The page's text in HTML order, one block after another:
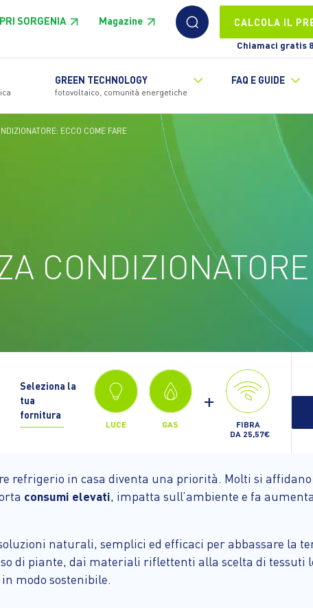
SORGENIA Magazine CALCOLA IL
Chiamaci gratis
GREEN TECHNOLOGY
fotovoltaico, comunità energetiche
FAQ E GUIDE
ECCO COME FARE
Seleziona la
tua
fornitura
LUCE GAS
+
FIBRA
DA 25,57€
refrigerio in casa diventa una priorità. Molti si
consumi elevati, impatta sull’ambiente e fa
naturali, semplici ed efficaci per abbassare la
di piante, dai materiali riflettenti alla scelta di tessuti
in modo sostenibile.